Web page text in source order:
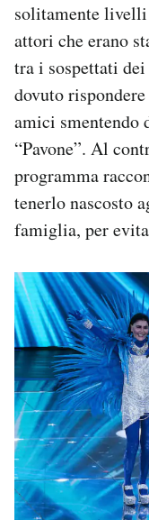
solitamente
attori che erano
tra i sospettati
dovuto
amici smentendo
“Pavone”. Al
programma
tenerlo nascosto
famiglia, per